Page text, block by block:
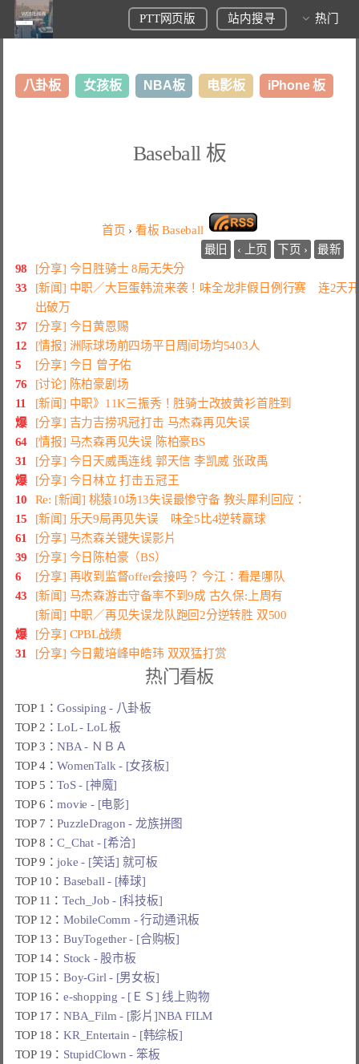
PTT网页版 站内搜寻 热门
八卦板 女孩板 NBA板 电影板 iPhone 板
Baseball 板
首页 › 看板Baseball
最旧
‹ 上页 下页 ›
最新
98
[分享] 今日胜骑士 8局无失分
33
[新闻] 中职／大巨蛋韩流来袭！味全龙非假日例行赛 连2天
出破万
37
[分享] 今日黄恩赐
12
[情报] 洲际球场前四场平日周间场均5403人
5
[分享] 今日 曾子佑
76
[讨论] 陈柏豪剧场
11
[新闻] 中职》11K三振秀！胜骑士改披黄衫首胜到
爆
[分享] 吉力吉捞巩冠打击 马杰森再见失误
64
[情报] 马杰森再见失误 陈柏豪BS
31
[分享] 今日天威禹连线 郭天信 李凯威 张政禹
爆
[分享] 今日林立 打击五冠王
10
Re: [新闻] 桃猿10场13失误最惨守备 教头犀利回应：
15
[新闻] 乐天9局再见失误 味全5比4逆转赢球
61
[分享] 马杰森关键失误影片
39
[分享] 今日陈柏豪（BS）
6
[分享] 再收到监督offer会接吗？ 今江：看是哪队
43
[新闻] 马杰森游击守备率不到9成 古久保:上周有
[新闻] 中职／再见失误龙队跑回2分逆转胜 双500
爆
[分享] CPBL战绩
31
[分享] 今日戴培峰申皓玮 双双猛打赏
热门看板
TOP 1：Gossiping - 八卦板
TOP 2：LoL - LoL 板
TOP 3：NBA - ＮＢＡ
TOP 4：WomenTalk - [女孩板]
TOP 5：ToS - [神魔]
TOP 6：movie - [电影]
TOP 7：PuzzleDragon - 龙族拼图
TOP 8：C_Chat - [希洽]
TOP 9：joke - [笑话] 就可板
TOP 10：Baseball - [棒球]
TOP 11：Tech_Job - [科技板]
TOP 12：MobileComm - 行动通讯板
TOP 13：BuyTogether - [合购板]
TOP 14： Stock - 股市板
TOP 15：Boy-Girl - [男女板]
TOP 16：e-shopping - [ＥＳ] 线上购物
TOP 17：NBA_Film - [影片]NBA FILM
TOP 18：KR_Entertain - [韩综板]
TOP 19： StupidClown - 笨板